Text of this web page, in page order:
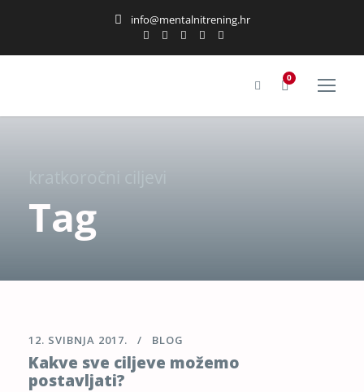
info@mentalnitrening.hr
0
Tag
12. SVIBNJA 2017. BLOG
Kakve sve ciljeve možemo
postavljati?